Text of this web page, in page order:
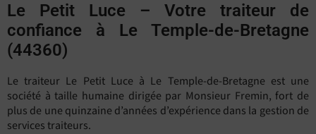
Le Petit Luce – Votre traiteur de
confiance à Le Temple-de-Bretagne
(44360)
Le traiteur Le Petit Luce à Le Temple-de-Bretagne est une
société à taille humaine dirigée par Monsieur Fremin, fort de
plus de une quinzaine d’années d’expérience dans la gestion de
services traiteurs.